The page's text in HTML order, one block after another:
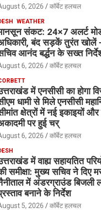
6, 2026 कॉर्बेट हलचल
WEATHER
संकट: 24×7 अलर्ट
बंद सड़कें तुरंत
आनंद बर्द्धन के सख्त
6, 2026 कॉर्बेट हलचल
में एनसीसी का होगा
धामी से मिले एनसीसी
क्षेत्रों में नई इकाइयों
पर हुई चर्
6, 2026 कॉर्बेट हलचल
में वाह्य सहायतित
समीक्षा: मुख्य सचिव ने दिए
में अंडरग्राउंड बिजली
बनाने के निर्देश
5, 2026 कॉर्बेट हलचल